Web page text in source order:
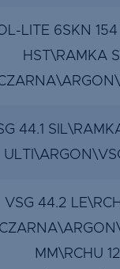
LITE 6SKN 154
HST\RAMKA
44.1
VSG 44.2
MM\RCHU